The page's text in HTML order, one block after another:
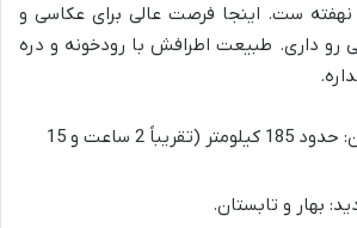
نهفته ست. اینجا فرصت عالی برای عکاسی و
رو داری. طبیعت اطرافش با رودخونه و دره
فاصله تا اصفهان: حدود 185 کیلومتر (تقریباً 2 ساعت و 15
بهار و تابستان.